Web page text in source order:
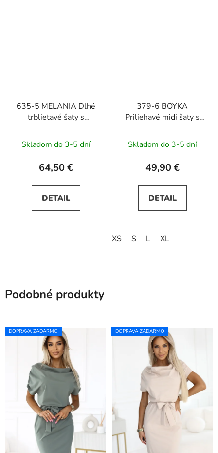
635-5 MELANIA Dlhé
trblietavé šaty s
rukávmi - vínové
Skladom do 3-5 dní
64,50 €
DETAIL
379-6 BOYKA
Priliehavé midi šaty s
ružovými kvetmi
Skladom do 3-5 dní
49,90 €
DETAIL
XS S L XL
Podobné produkty
DOPRAVA ZADARMO DOPRAVA ZADARMO